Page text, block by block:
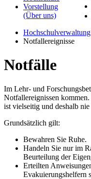
Vorstellung
(Über uns)
Hochschulverwaltung
Notfallereignisse
Notfälle
Im Lehr- und
Notfallereignissen
ist vielseitig und deshalb
Grundsätzlich gilt:
Bewahren Sie Ruhe.
Handeln Sie nur im
Beurteilung der
Erteilten
Evakuierungshelfern